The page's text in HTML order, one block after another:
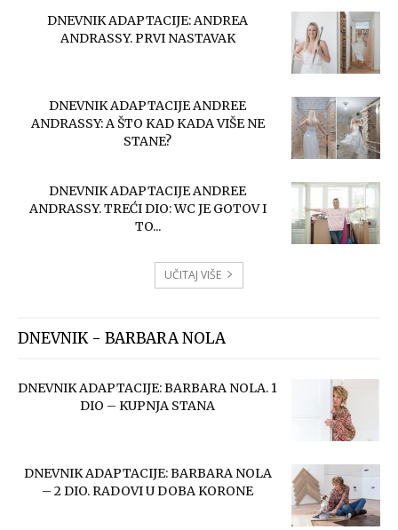
DNEVNIK ADAPTACIJE: ANDREA
ANDRASSY. PRVI NASTAVAK
DNEVNIK ADAPTACIJE ANDREE
ANDRASSY: A ŠTO KAD KADA VIŠE NE
STANE?
DNEVNIK ADAPTACIJE ANDREE
ANDRASSY. TREĆI DIO: WC JE GOTOV I
TO...
UČITAJ VIŠE
DNEVNIK - BARBARA NOLA
DNEVNIK ADAPTACIJE: BARBARA NOLA. 1
DIO – KUPNJA STANA
DNEVNIK ADAPTACIJE: BARBARA NOLA
– 2 DIO. RADOVI U DOBA KORONE